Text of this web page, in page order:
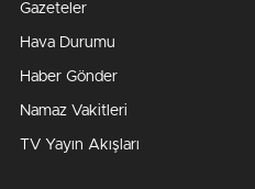
Gazeteler
Hava Durumu
Haber Gönder
Namaz Vakitleri
TV Yayın Akışları